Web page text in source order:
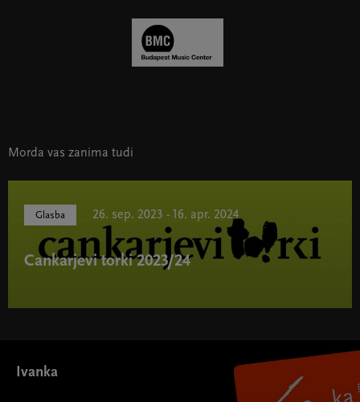
Morda vas zanima tudi
Glasba 26. sep. 2023 - 16. apr. 2024
Cankarjevi torki 2023/24
Ivanka